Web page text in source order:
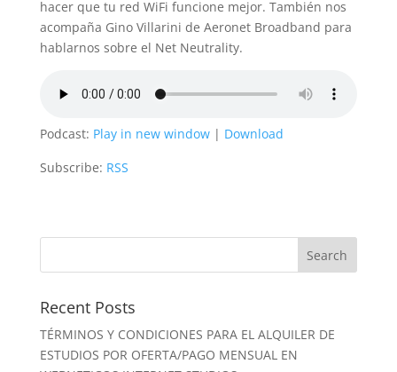
hacer que tu red WiFi funcione mejor. También nos
acompaña Gino Villarini de Aeronet Broadband para
hablarnos sobre el Net Neutrality.
Podcast: Play in new window| Download
Subscribe: RSS
Recent Posts
TÉRMINOS Y CONDICIONES PARA EL ALQUILER DE
ESTUDIOS POR OFERTA/PAGO MENSUAL EN